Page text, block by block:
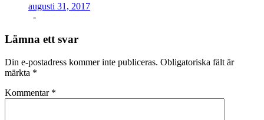
augusti 31, 2017
-
Lämna ett svar
Din e-postadress kommer inte publiceras. Obligatoriska fält är
märkta *
Kommentar *